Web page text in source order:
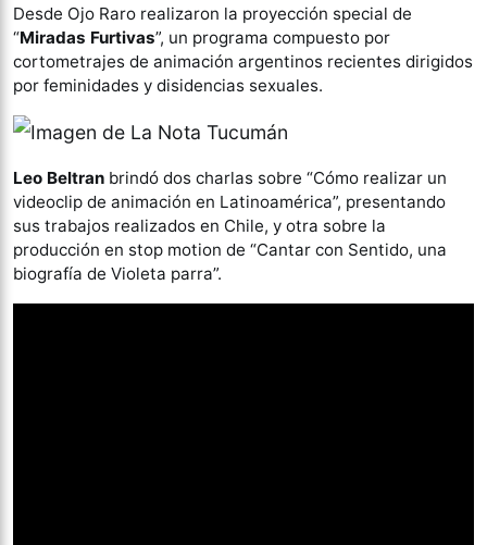
Desde Ojo Raro realizaron la proyección special de
“Miradas Furtivas”, un programa compuesto por
cortometrajes de animación argentinos recientes dirigidos
por feminidades y disidencias sexuales.
Leo Beltran brindó dos charlas sobre “Cómo realizar un
videoclip de animación en Latinoamérica”, presentando
sus trabajos realizados en Chile, y otra sobre la
producción en stop motion de “Cantar con Sentido, una
biografía de Violeta parra”.